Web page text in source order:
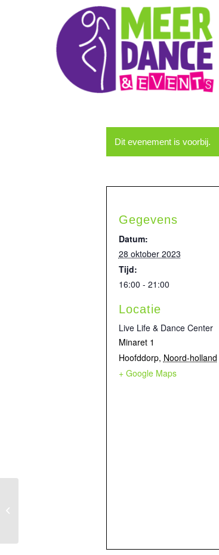
Dit evenement is voorbij.
Gegevens
Datum:
28 oktober 2023
Tijd:
16:00 - 21:00
Locatie
Live Life & Dance Center
Minaret 1
Hoofddorp, Noord-holland
+ Google Maps